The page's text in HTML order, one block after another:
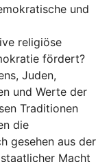
und
religiöse
fördert?
Juden,
und Werte der
Traditionen
die
gesehen aus der
Macht